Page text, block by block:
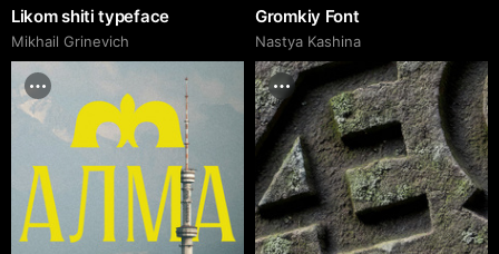
Likom shiti typeface
Mikhail Grinevich
Gromkiy Font
Nastya Kashina